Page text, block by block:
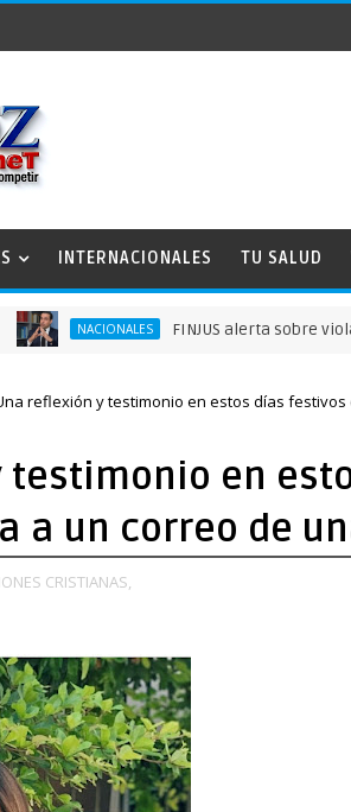
INTERNACIONALES TU SALUD
NACIONALES FINJUS alerta sobre
reflexión y testimonio en estos días
testimonio en
a un correo de
CRISTIANAS,